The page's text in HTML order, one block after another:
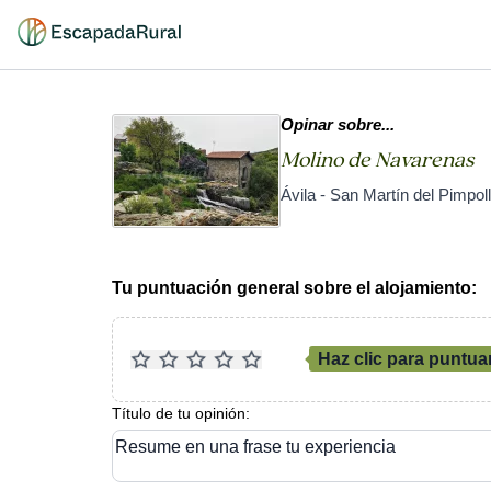
Opinar sobre...
Molino de Navarenas
Ávila - San Martín del
Tu puntuación general sobre el alojamiento:
Haz clic para
Título de tu opinión:
Resume en una frase tu experiencia